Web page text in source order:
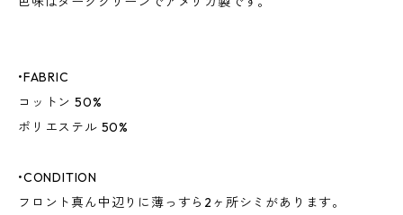
•FABRIC
コットン 50%
ポリエステル 50%
•CONDITION
フロント真ん中辺りに薄っすら2ヶ所シミがあります。